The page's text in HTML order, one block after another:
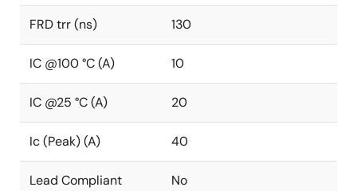
FRD trr (ns) 130
IC @100 °C (A) 10
IC @25 °C (A) 20
Ic (Peak) (A) 40
Lead Compliant No